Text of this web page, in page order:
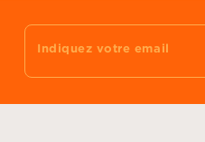
Indiquez votre email